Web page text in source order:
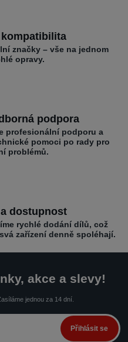
značky – vše na jednom
opravy.
podpora
profesionální podporu a
pomoci po rady pro
problémů.
dostupnost
rychlé dodání dílů, což
zařízení denně spoléhají.
akce a slevy!
jednou za 14 dní.
Přihlásit se